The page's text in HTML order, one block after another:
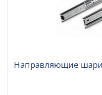
Направляющие